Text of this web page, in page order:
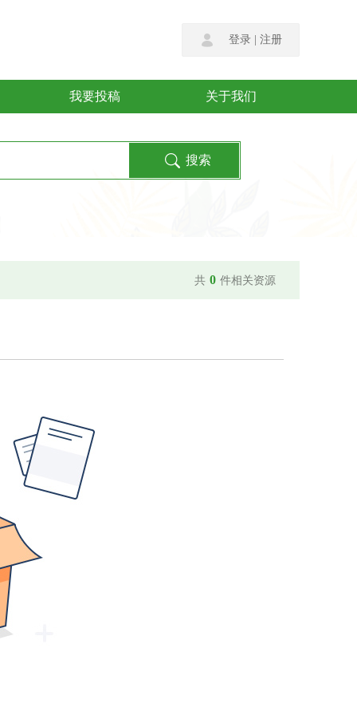
登录 注册
我要投稿 关于我们
共 0 件相关资源